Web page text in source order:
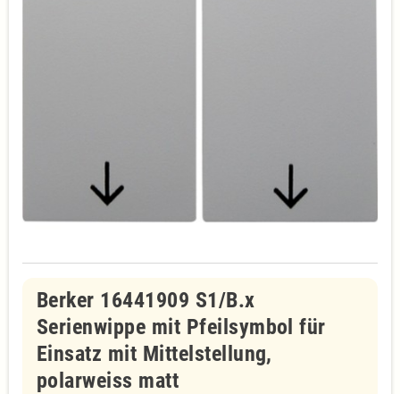
Berker 16441909 S1/B.x
Serienwippe mit Pfeilsymbol für
Einsatz mit Mittelstellung,
polarweiss matt